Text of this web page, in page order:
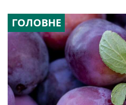
ГОЛОВНЕ